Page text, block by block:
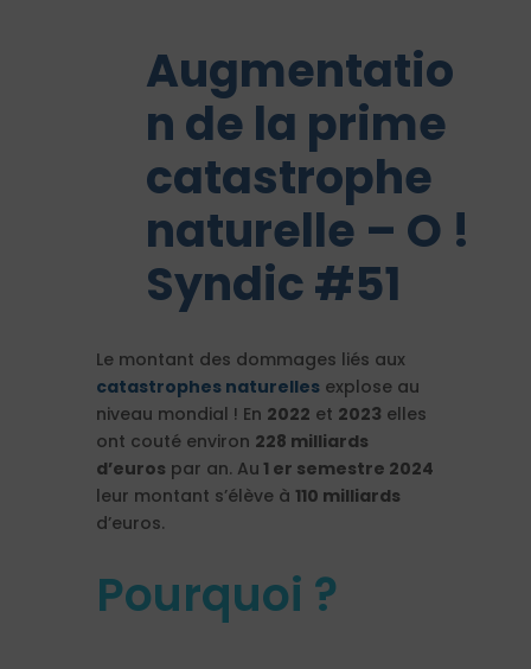
Augmentatio
n de la prime
catastrophe
naturelle – O !
Syndic #51
Le montant des dommages liés aux
catastrophes naturellesexplose au
niveau mondial ! En 2022 et 2023 elles
ont couté environ 228 milliards
d’euros par an. Au 1 er semestre 2024
leur montant s’élève à 110 milliards
d’euros.
Pourquoi ?